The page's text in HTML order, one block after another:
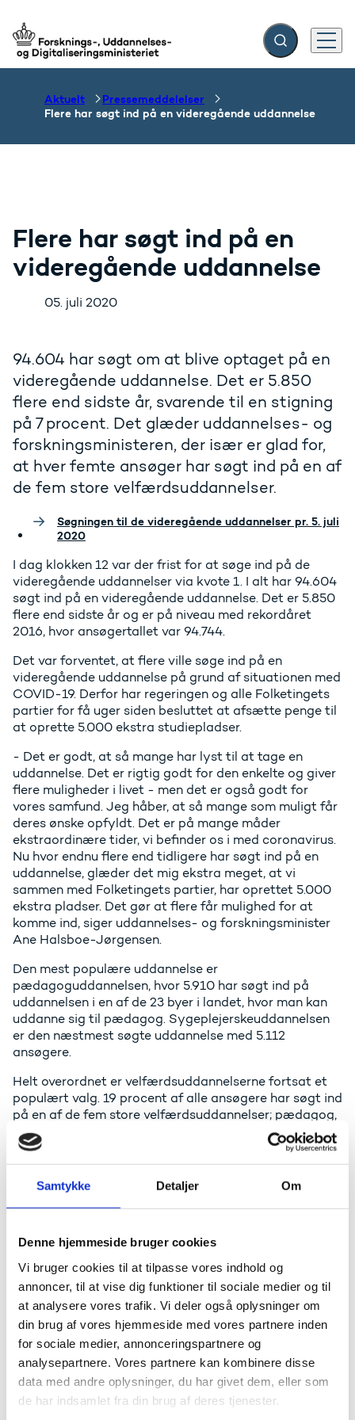
Samtykke Detaljer Om
Denne hjemmeside bruger cookies
Vi bruger cookies til at tilpasse vores indhold og
annoncer, til at vise dig funktioner til sociale medier og til
at analysere vores trafik. Vi deler også oplysninger om
din brug af vores hjemmeside med vores partnere inden
for sociale medier, annonceringspartnere og
analysepartnere. Vores partnere kan kombinere disse
data med andre oplysninger, du har givet dem, eller som
de har indsamlet fra din brug af deres tjenester.
Gå til forsiden Fold søgefelt ud
Menu
Aktuelt
Pressemeddelelser
Flere har søgt ind på en videregående uddannelse
Flere har søgt ind på en
videregående uddannelse
05. juli 2020
94.604 har søgt om at blive optaget på en
videregående uddannelse. Det er 5.850
flere end sidste år, svarende til en stigning
på 7 procent. Det glæder uddannelses- og
forskningsministeren, der især er glad for,
at hver femte ansøger har søgt ind på en af
de fem store velfærdsuddannelser.
Søgningen til de videregående uddannelser pr. 5. juli
2020
I dag klokken 12 var der frist for at søge ind på de
videregående uddannelser via kvote 1. I alt har 94.604
søgt ind på en videregående uddannelse. Det er 5.850
flere end sidste år og er på niveau med rekordåret
2016, hvor ansøgertallet var 94.744.
Det var forventet, at flere ville søge ind på en
videregående uddannelse på grund af situationen med
COVID-19. Derfor har regeringen og alle Folketingets
partier for få uger siden besluttet at afsætte penge til
at oprette 5.000 ekstra studiepladser.
- Det er godt, at så mange har lyst til at tage en
uddannelse. Det er rigtig godt for den enkelte og giver
flere muligheder i livet - men det er også godt for
vores samfund. Jeg håber, at så mange som muligt får
deres ønske opfyldt. Det er på mange måder
ekstraordinære tider, vi befinder os i med coronavirus.
Nu hvor endnu flere end tidligere har søgt ind på en
uddannelse, glæder det mig ekstra meget, at vi
sammen med Folketingets partier, har oprettet 5.000
ekstra pladser. Det gør at flere får mulighed for at
komme ind, siger uddannelses- og forskningsminister
Ane Halsboe-Jørgensen.
Den mest populære uddannelse er
pædagoguddannelsen, hvor 5.910 har søgt ind på
uddannelsen i en af de 23 byer i landet, hvor man kan
uddanne sig til pædagog. Sygeplejerskeuddannelsen
er den næstmest søgte uddannelse med 5.112
ansøgere.
Helt overordnet er velfærdsuddannelserne fortsat et
populært valg. 19 procent af alle ansøgere har søgt ind
på en af de fem store velfærdsuddannelser; pædagog,
sygeplejerske, lærer, jordemoder og socialrådgiver.
- Regeringens projekt er at styrke velfærden i
Danmark, og til det har vi brug for endnu flere, der
tager en velfærdsuddannelse. Derfor er det rigtig godt,
at så mange gerne vil gå den vej. Dygtige lærere og
Og sygeplejersker, jordemødre og socialrådgivere
spiller en helt central rolle i vores velfærdssamfund,
siger uddannelses- og forskningsminister Ane
Halsboe-Jørgensen.
Erhvervsakademiuddannelserne har modtaget 10
procent flere 1. prioritetsansøgninger i forhold til
sidste år. Professionsbacheloruddannelserne og
bacheloruddannelserne har også oplevet en stigning i
forhold til 2019 på henholdsvis 2 procent og 9 procent.